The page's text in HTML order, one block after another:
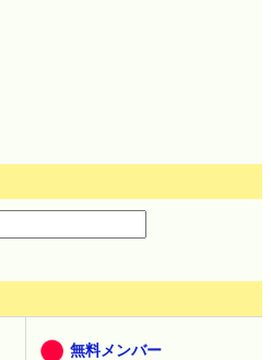
無料メンバー